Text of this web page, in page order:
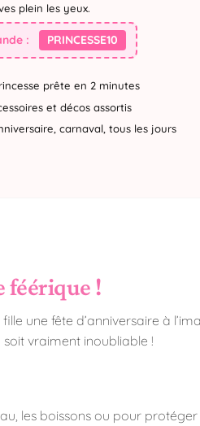
plein les yeux.
: PRINCESSE10
prête en 2 minutes
et décos assortis
carnaval, tous les jours
féérique !
une fête d’anniversaire à
vraiment inoubliable !
les boissons ou pour